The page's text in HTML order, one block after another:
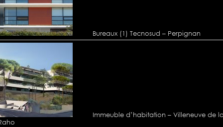
Bureaux (1) Tecnosud – Perpignan
Immeuble d’habitation – Villeneuve de